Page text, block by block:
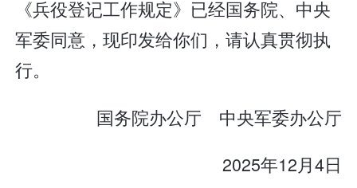
《兵役登记工作规定》已经国务院、中央
军委同意，现印发给你们，请认真贯彻执
行。
国务院办公厅 中央军委办公厅
2025年12月4日